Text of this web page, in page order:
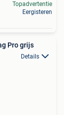
Topadvertentie
Eergisteren
Pro grijs
Details